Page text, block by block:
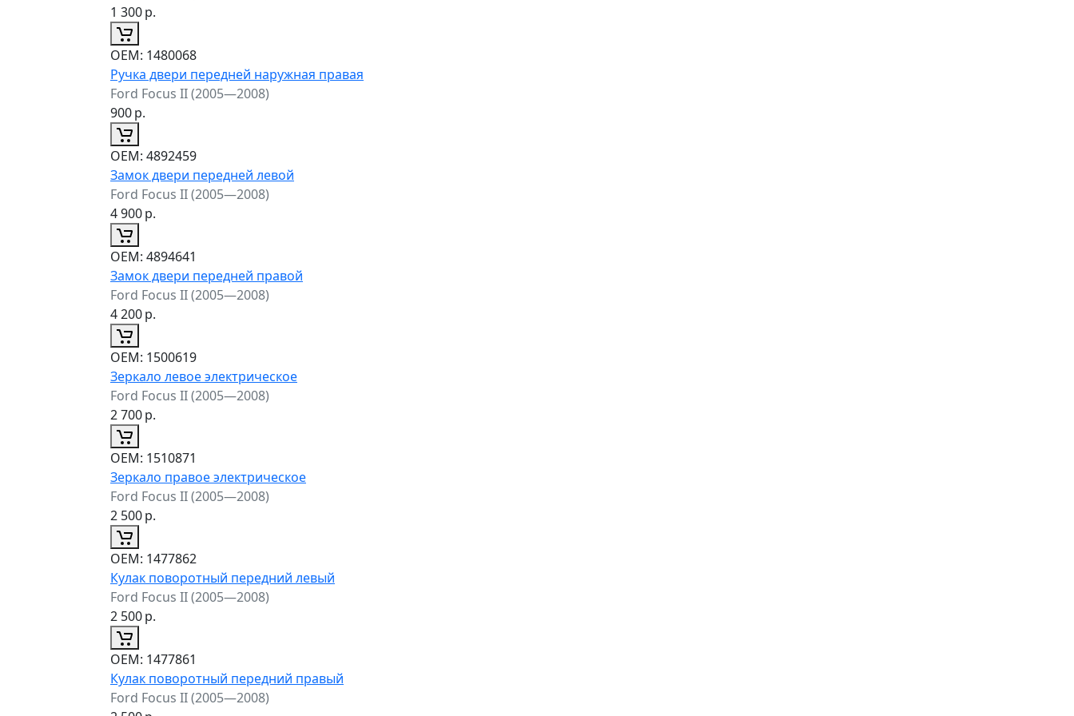
1 300р.
ОЕМ: 1480068
Ручка двери передней наружная правая
Ford Focus II (2005—2008)
900р.
ОЕМ: 4892459
Замок двери передней левой
Ford Focus II (2005—2008)
4 900р.
ОЕМ: 4894641
Замок двери передней правой
Ford Focus II (2005—2008)
4 200р.
ОЕМ: 1500619
Зеркало левое электрическое
Ford Focus II (2005—2008)
2 700р.
ОЕМ: 1510871
Зеркало правое электрическое
Ford Focus II (2005—2008)
2 500р.
ОЕМ: 1477862
Кулак поворотный передний левый
Ford Focus II (2005—2008)
2 500р.
ОЕМ: 1477861
Кулак поворотный передний правый
Ford Focus II (2005—2008)